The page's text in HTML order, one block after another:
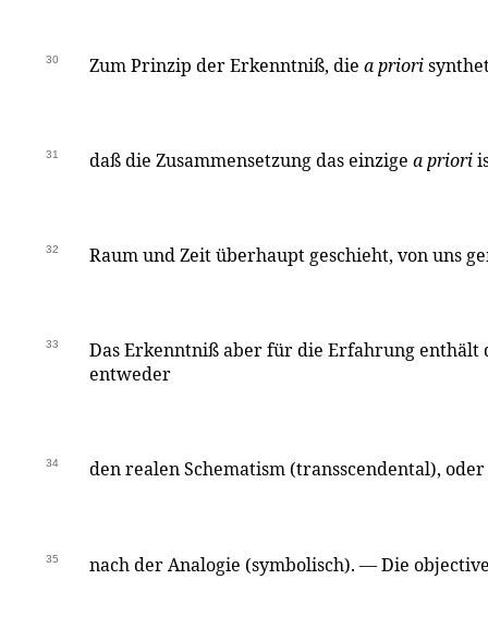
30 Zum Prinzip der Erkenntniß, die a priori
31 daß die Zusammensetzung das einzige a priori
32 Raum und Zeit überhaupt geschieht, von uns
33
Das Erkenntniß aber für die Erfahrung enthält
entweder
34 den realen Schematism (transscendental),
35 nach der Analogie (symbolisch). — Die